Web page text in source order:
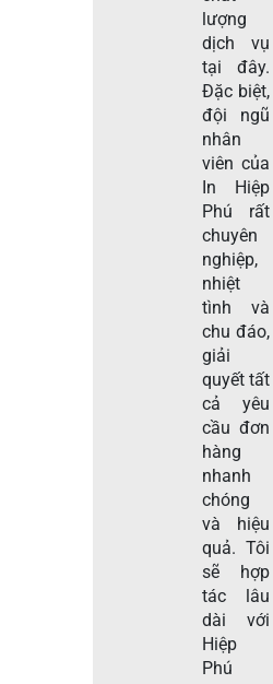
lượng
dịch vụ
tại đây.
Đặc biệt,
đội ngũ
nhân
viên của
In Hiệp
Phú rất
chuyên
nghiệp,
nhiệt
tình và
chu đáo,
giải
quyết tất
cả yêu
cầu đơn
hàng
nhanh
chóng
và hiệu
quả. Tôi
sẽ hợp
tác lâu
dài với
Hiệp
Phú